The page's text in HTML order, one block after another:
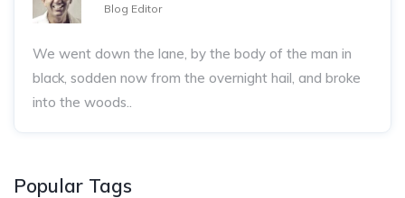
Blog Editor
We went down the lane, by the body of the man in
black, sodden now from the overnight hail, and broke
into the woods..
Popular Tags